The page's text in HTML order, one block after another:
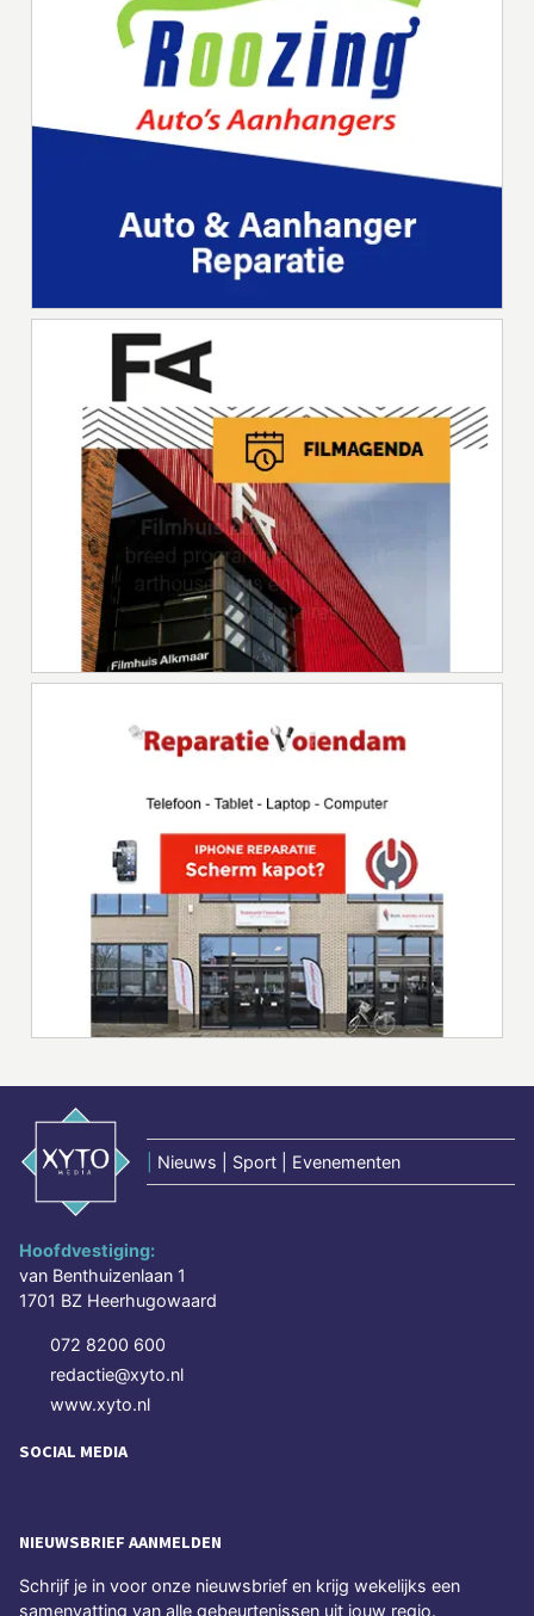
Nieuws | Sport | Evenementen
Hoofdvestiging:
van Benthuizenlaan 1
1701 BZ Heerhugowaard
072 8200 600
redactie@xyto.nl
www.xyto.nl
SOCIAL MEDIA
NIEUWSBRIEF AANMELDEN
Schrijf je in voor onze nieuwsbrief en krijg wekelijks een
samenvatting van alle gebeurtenissen uit jouw regio.